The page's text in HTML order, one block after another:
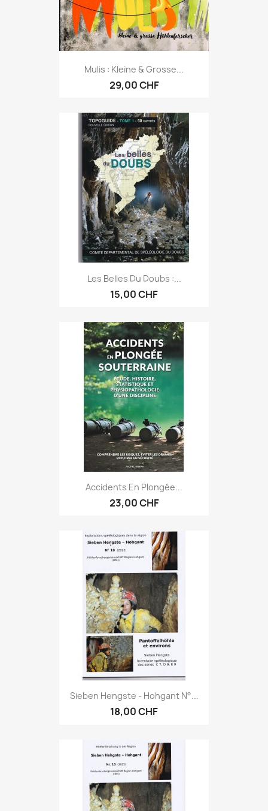
Mulis : Kleine & Grosse...
29,00 CHF
Les Belles Du Doubs :...
15,00 CHF
Accidents En Plongée...
23,00 CHF
Sieben Hengste - Hohgant N°...
18,00 CHF